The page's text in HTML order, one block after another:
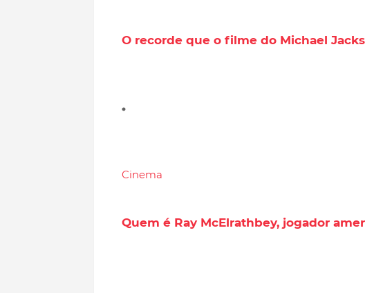
O recorde que o filme do Michael
Cinema
Quem é Ray McElrathbey, jogador